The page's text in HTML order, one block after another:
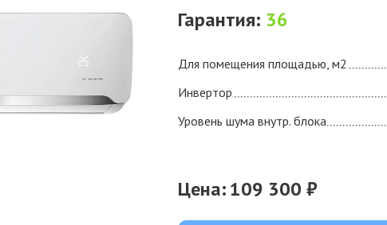
Гарантия: 36
Для помещения площадью, м2
Инвертор
Уровень шума внутр. блока
Цена:109 300 ₽